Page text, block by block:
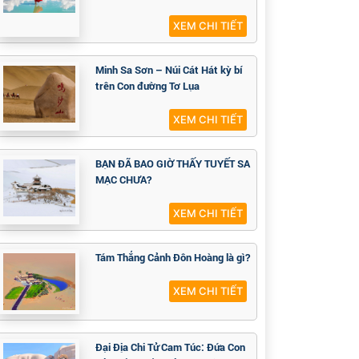
XEM CHI TIẾT
Minh Sa Sơn – Núi Cát Hát kỳ bí
trên Con đường Tơ Lụa
XEM CHI TIẾT
BẠN ĐÃ BAO GIỜ THẤY TUYẾT SA
MẠC CHƯA?
XEM CHI TIẾT
Tám Thắng Cảnh Đôn Hoàng là gì?
XEM CHI TIẾT
Đại Địa Chi Tử Cam Túc: Đứa Con